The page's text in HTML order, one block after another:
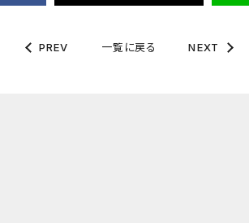
PREV 一覧に戻る NEXT